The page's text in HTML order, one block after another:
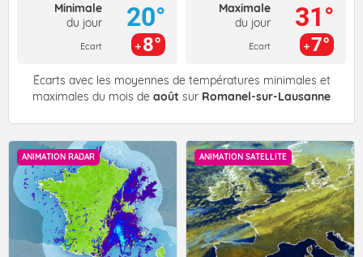
Minimale
du jour
Ecart
20°
8°
Maximale
du jour
Ecart
31°
7°
Écarts avec les moyennes de températures minimales et
maximales du mois de août sur Romanel-sur-Lausanne
ANIMATION RADAR ANIMATION SATELLITE